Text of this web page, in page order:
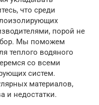
что среди
порой не
Мы поможем
теплого водяного
со всеми
систем.
материалов,
и недостатки.